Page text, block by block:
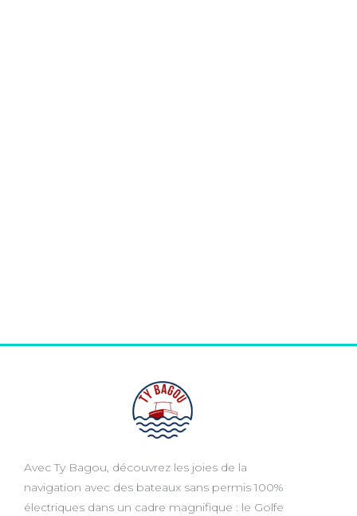
Avec Ty Bagou, découvrez les joies de la
navigation avec des bateaux sans permis 100%
électriques dans un cadre magnifique : le Golfe